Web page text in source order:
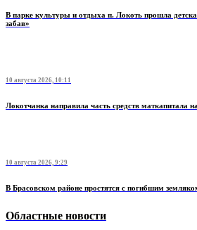
В парке культуры и отдыха п. Локоть прошла
забав»
10 августа 2026, 10:11
Локотчанка направила часть средств маткапитала
10 августа 2026, 9:29
В Брасовском районе простятся с погибшим
Областные новости